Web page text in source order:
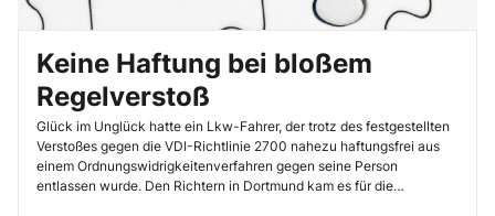
Keine Haftung bei bloßem
Regelverstoß
Glück im Unglück hatte ein Lkw-Fahrer, der trotz des festgestellten
Verstoßes gegen die VDI-Richtlinie 2700 nahezu haftungsfrei aus
einem Ordnungswidrigkeitenverfahren gegen seine Person
entlassen wurde. Den Richtern in Dortmund kam es für die